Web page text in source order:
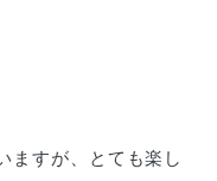
ますが、とても楽し